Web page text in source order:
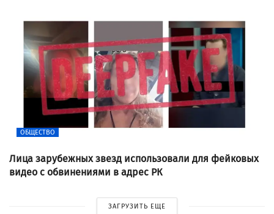
ОБЩЕСТВО
Лица зарубежных звезд использовали для фейковых
видео с обвинениями в адрес РК
ЗАГРУЗИТЬ ЕЩЕ